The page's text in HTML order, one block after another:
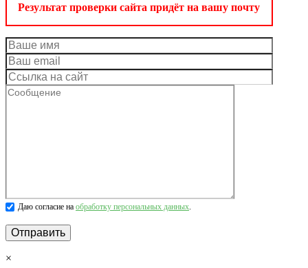
Результат проверки сайта придёт на вашу почту
Даю согласие на обработку персональных данных.
×